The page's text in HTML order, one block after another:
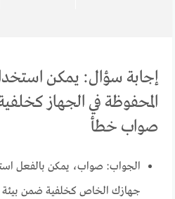
إجابة سؤال: يمكن
المحفوظة في الجهاز
صواب خطأ
الجواب: صواب، يمكن بالفعل
جهازك الخاص كخلفية ضمن